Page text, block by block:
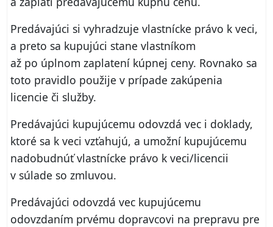
Predávajúci si vyhradzuje vlastnícke právo k veci,
a preto sa kupujúci stane vlastníkom
až po úplnom zaplatení kúpnej ceny. Rovnako sa
toto pravidlo použije v prípade zakúpenia
licencie či služby.
Predávajúci kupujúcemu odovzdá vec i doklady,
ktoré sa k veci vzťahujú, a umožní kupujúcemu
nadobudnúť vlastnícke právo k veci/licencii
v súlade so zmluvou.
Predávajúci odovzdá vec kupujúcemu
odovzdaním prvému dopravcovi na prepravu pre